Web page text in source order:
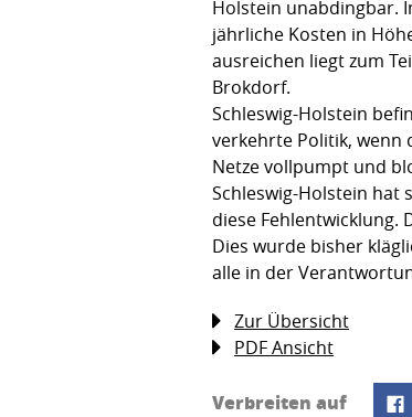
Holstein unabdingbar.
jährliche Kosten in
ausreichen liegt zum
Brokdorf.
Schleswig-Holstein
verkehrte Politik, wenn
Netze vollpumpt und
Schleswig-Holstein hat
diese Fehlentwicklung.
Dies wurde bisher
alle in der
Zur Übersicht
PDF Ansicht
Verbreiten auf